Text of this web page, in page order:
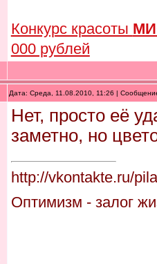
Конкурс красоты
000 рублей
Дата: Среда, 11.08.2010, 11:26 |
Нет, просто её
заметно, но
http://vkontakte.ru/
Оптимизм - залог